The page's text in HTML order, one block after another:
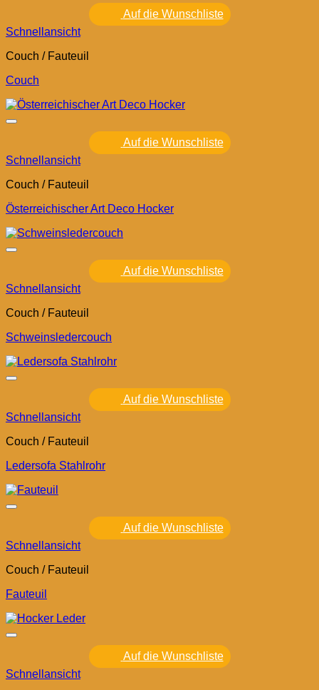
Auf die Wunschliste
Schnellansicht
Couch / Fauteuil
Couch
Auf die Wunschliste
Schnellansicht
Couch / Fauteuil
Österreichischer Art Deco Hocker
Auf die Wunschliste
Schnellansicht
Couch / Fauteuil
Schweinsledercouch
Auf die Wunschliste
Schnellansicht
Couch / Fauteuil
Ledersofa Stahlrohr
Auf die Wunschliste
Schnellansicht
Couch / Fauteuil
Fauteuil
Auf die Wunschliste
Schnellansicht